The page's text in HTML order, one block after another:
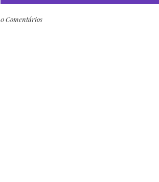
0 Comentários